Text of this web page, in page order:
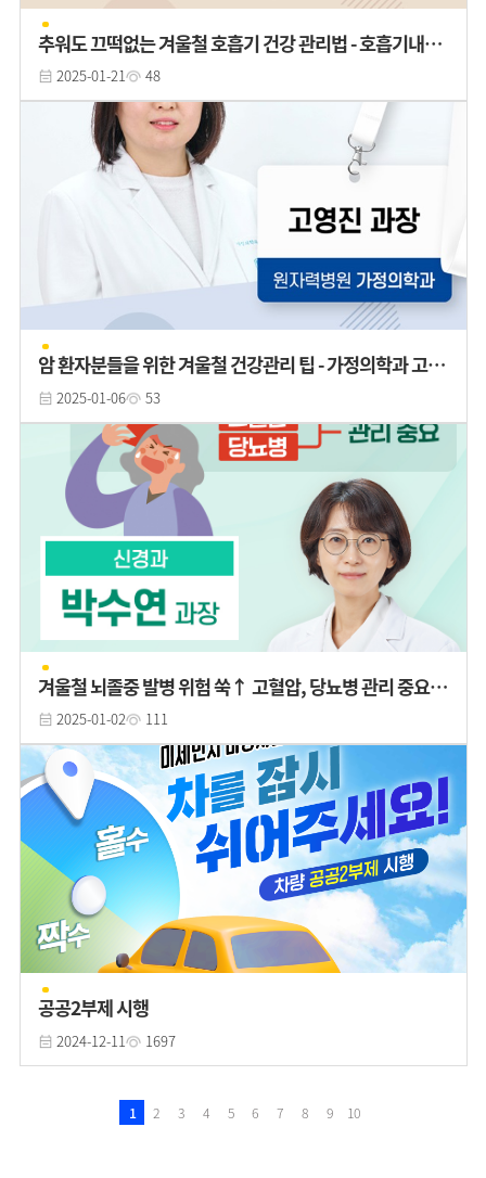
추워도 끄떡없는 겨울철 호흡기 건강 관리법 - 호흡기내과
김혜련 과장
2025-01-21 48
암 환자분들을 위한 겨울철 건강관리 팁 - 가정의학과 고영
진 과장
2025-01-06 53
겨울철 뇌졸중 발병 위험 쑥↑ 고혈압, 당뇨병 관리 중요 -
신경과 박수연 과장
2025-01-02 111
공공2부제 시행
2024-12-11 1697
1 2 3 4 5 6 7 8 9 10